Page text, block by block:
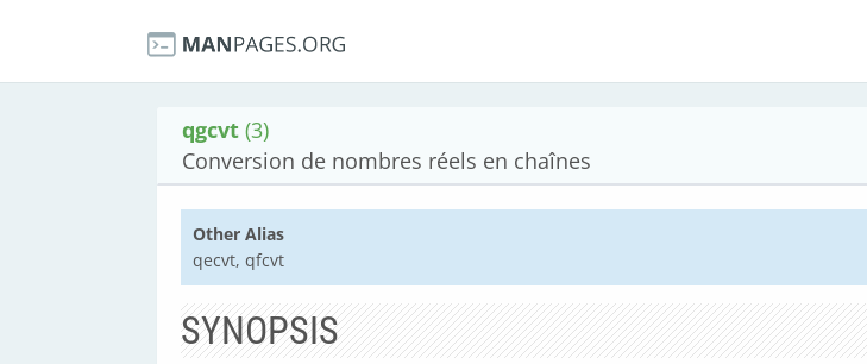
qgcvt (3)
Conversion de nombres réels en chaînes
Other Alias
qecvt, qfcvt
SYNOPSIS